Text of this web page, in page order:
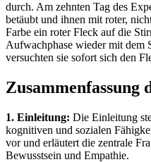
durch. Am zehnten Tag des
betäubt und ihnen mit roter,
Farbe ein roter Fleck auf die
Aufwachphase wieder mit dem
versuchten sie sofort sich den
Zusammenfassung
1. Einleitung: Die Einleitung
kognitiven und sozialen
vor und erläutert die zentrale
Bewusstsein und Empathie.